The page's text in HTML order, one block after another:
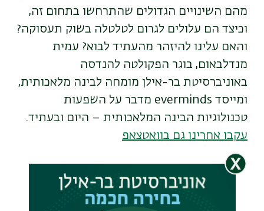
מהם השינויים הגדולים שהתרחשו בתחום זה,
וכיצד הם עלולים לגרום לטלטלה בשוק תעסוקה?
והאם עלינו להיזהר מהעתיד לבוא? עמית
מנדלבאום, בוגר הפקולטה להנדסה
באוניברסיטת בר-אילן מומחה לבינה מלאכותית,
ומייסד everminds מדבר על השפעות
טכנולוגיות הבינה המלאכותית – היום ובעתיד.
עקבו אחרינו גם בוואטצאפ